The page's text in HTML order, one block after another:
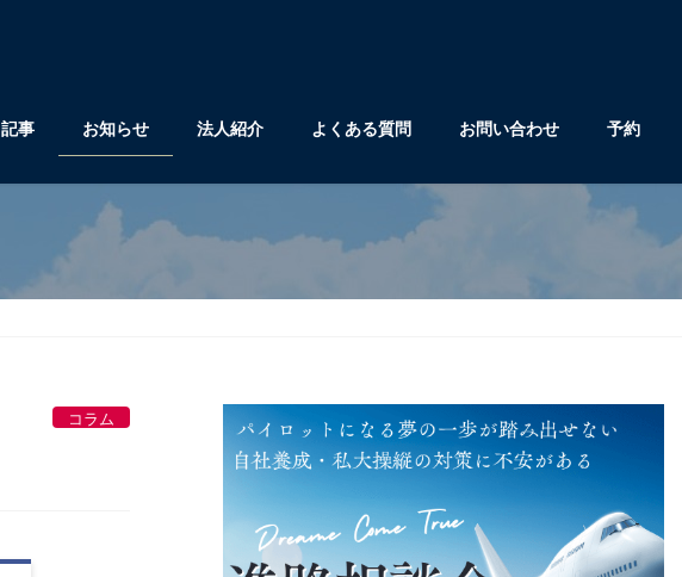
記事 お知らせ 法人紹介 よくある質問 お問い合わせ 予約
コラム